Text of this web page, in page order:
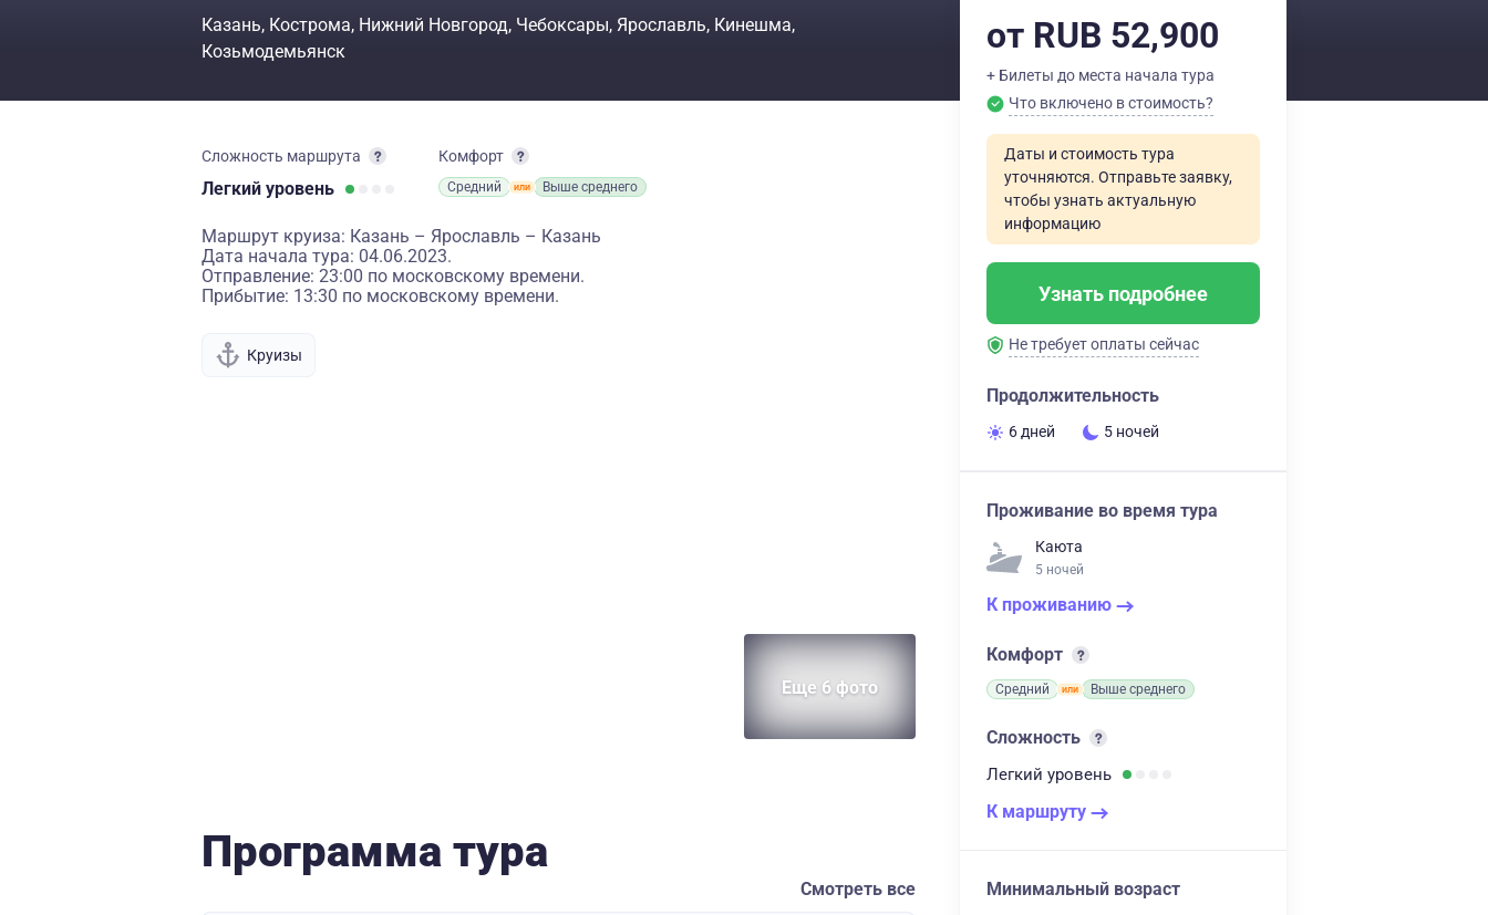
Казань Кострома Нижний Новгород Чебоксары Ярославль Кинешма
Козьмодемьянск
Сложность маршрута
Легкий уровень
Комфорт
Средний Выше среднего
Маршрут круиза: Казань – Ярославль – Казань
Дата начала тура: 04.06.2023.
Отправление: 23:00 по московскому времени.
Прибытие: 13:30 по московскому времени.
Круизы
Еще 6 фото
Программа тура
Смотреть все
от RUB 52,900
+ Билеты до места начала тура
Что включено в стоимость?
Даты и стоимость тура
уточняются. Отправьте заявку,
чтобы узнать актуальную
информацию
Узнать подробнее
Не требует оплаты сейчас
Продолжительность
6 дней 5 ночей
Проживание во время тура
Каюта
5 ночей
К проживанию
Комфорт
Средний Выше среднего
Сложность
Легкий уровень
К маршруту
Минимальный возраст